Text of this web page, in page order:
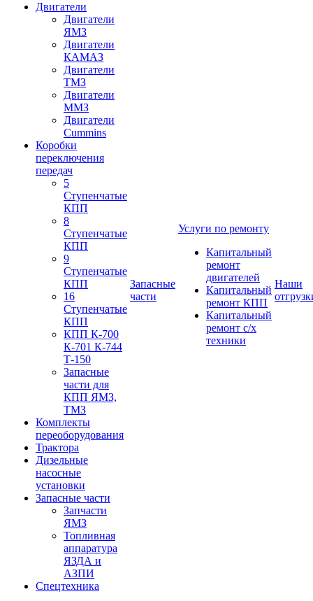
Двигатели
Двигатели
ЯМЗ
Двигатели
КАМАЗ
Двигатели
ТМЗ
Двигатели
ММЗ
Двигатели
Cummins
Коробки
переключения
передач
5
Ступенчатые
КПП
8
Ступенчатые
КПП
9
Ступенчатые
КПП
16
Ступенчатые
КПП
КПП К-700
К-701 К-744
Т-150
Запасные
части для
КПП ЯМЗ,
ТМЗ
Комплекты
переоборудования
Трактора
Дизельные
насосные
установки
Запасные части
Запчасти
ЯМЗ
Топливная
аппаратура
ЯЗДА и
АЗПИ
Спецтехника
Запасные
части
Услуги по ремонту
Капитальный
ремонт
двигателей
Капитальный
ремонт КПП
Капитальный
ремонт с/х
техники
Наши